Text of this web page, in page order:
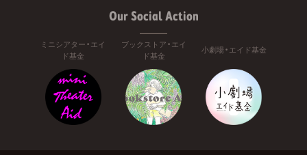
Our Social Action
ミニシアター・エイ
ド基金
ブックストア・エイ
ド基金
小劇場・エイド基金